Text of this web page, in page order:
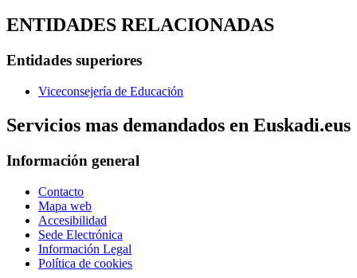
ENTIDADES RELACIONADAS
Entidades superiores
Viceconsejería de Educación
Servicios mas demandados en Euskadi.eus
Información general
Contacto
Mapa web
Accesibilidad
Sede Electrónica
Información Legal
Política de cookies